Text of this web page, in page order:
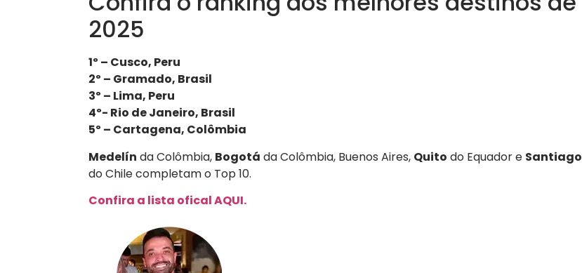
2025
1º – Cusco, Peru
2º – Gramado, Brasil
3º – Lima, Peru
4º- Rio de Janeiro, Brasil
5º – Cartagena, Colômbia
Medelín da Colômbia, Bogotá da Colômbia, Buenos Aires, Quito do Equador e Santiago
do Chile completam o Top 10.
Confira a lista ofical AQUI.